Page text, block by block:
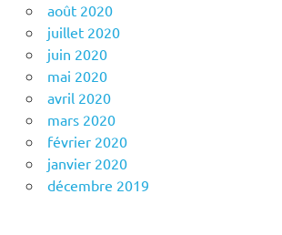
août 2020
juillet 2020
juin 2020
mai 2020
avril 2020
mars 2020
février 2020
janvier 2020
décembre 2019